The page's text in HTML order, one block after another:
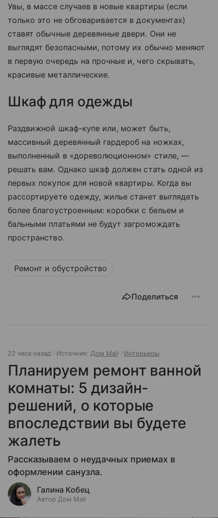
Увы, в массе случаев в новые квартиры (если
только это не обговаривается в документах)
ставят обычные деревянные двери. Они не
выглядят безопасными, потому их обычно меняют
в первую очередь на прочные и, чего скрывать,
красивые металлические.
Шкаф для одежды
Раздвижной шкаф-купе или, может быть,
массивный деревянный гардероб на ножках,
выполненный в «дореволюционном» стиле, —
решать вам. Однако шкаф должен стать одной из
первых покупок для новой квартиры. Когда вы
рассортируете одежду, жилье станет выглядеть
более благоустроенным: коробки с бельем и
бальными платьями не будут загромождать
пространство.
Ремонт и обустройство
Поделиться
22 часа назад Источник: Дом Mail Интерьеры
Планируем ремонт ванной
комнаты: 5 дизайн-
решений, о которые
впоследствии вы будете
жалеть
Рассказываем о неудачных приемах в
оформлении санузла.
Галина Кобец
Автор Дом Mail